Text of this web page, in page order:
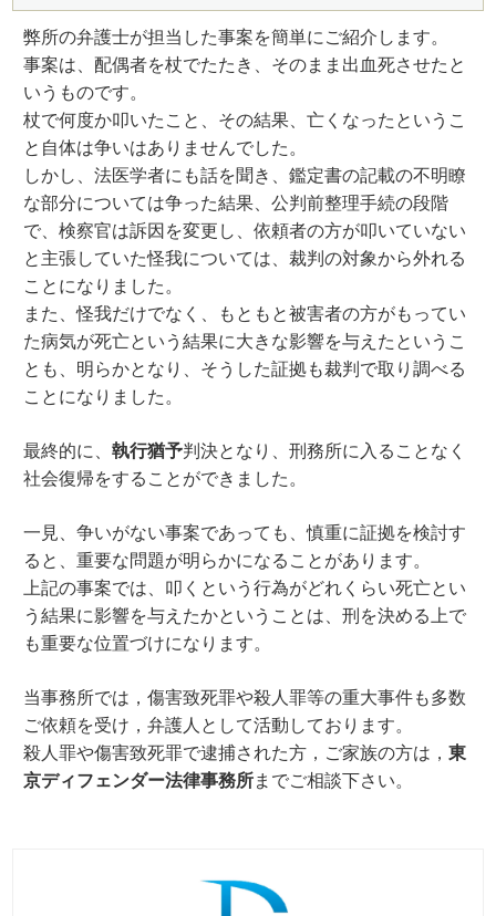
弊所の弁護士が担当した事案を簡単にご紹介します。
事案は、配偶者を杖でたたき、そのまま出血死させたと
いうものです。
杖で何度か叩いたこと、その結果、亡くなったというこ
と自体は争いはありませんでした。
しかし、法医学者にも話を聞き、鑑定書の記載の不明瞭
な部分については争った結果、公判前整理手続の段階
で、検察官は訴因を変更し、依頼者の方が叩いていない
と主張していた怪我については、裁判の対象から外れる
ことになりました。
また、怪我だけでなく、もともと被害者の方がもってい
た病気が死亡という結果に大きな影響を与えたというこ
とも、明らかとなり、そうした証拠も裁判で取り調べる
ことになりました。
最終的に、執行猶予判決となり、刑務所に入ることなく
社会復帰をすることができました。
一見、争いがない事案であっても、慎重に証拠を検討す
ると、重要な問題が明らかになることがあります。
上記の事案では、叩くという行為がどれくらい死亡とい
う結果に影響を与えたかということは、刑を決める上で
も重要な位置づけになります。
当事務所では，傷害致死罪や殺人罪等の重大事件も多数
ご依頼を受け，弁護人として活動しております。
殺人罪や傷害致死罪で逮捕された方，ご家族の方は，東
京ディフェンダー法律事務所までご相談下さい。